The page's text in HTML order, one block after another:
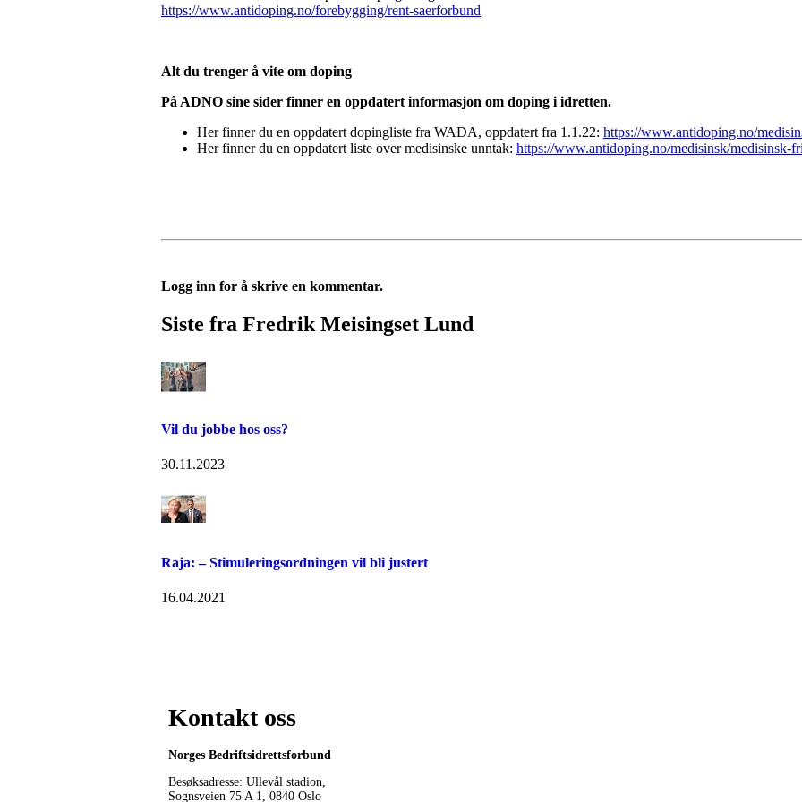
https://www.antidoping.no/forebygging/rent-saerforbund
Alt du trenger å vite om doping
På ADNO sine sider finner en oppdatert informasjon om doping i idretten.
Her finner du en oppdatert dopingliste fra WADA, oppdatert fra 1.1.22: https://www.antidoping.no/
Her finner du en oppdatert liste over medisinske unntak: https://www.antidoping.no/medisinsk/medisinsk-
Logg inn for å skrive en kommentar.
Siste fra Fredrik Meisingset Lund
Vil du jobbe hos oss?
30.11.2023
Raja: – Stimuleringsordningen vil bli justert
16.04.2021
Kontakt oss
Norges Bedriftsidrettsforbund
Besøksadresse: Ullevål stadion,
Sognsveien 75 A 1, 0840 Oslo